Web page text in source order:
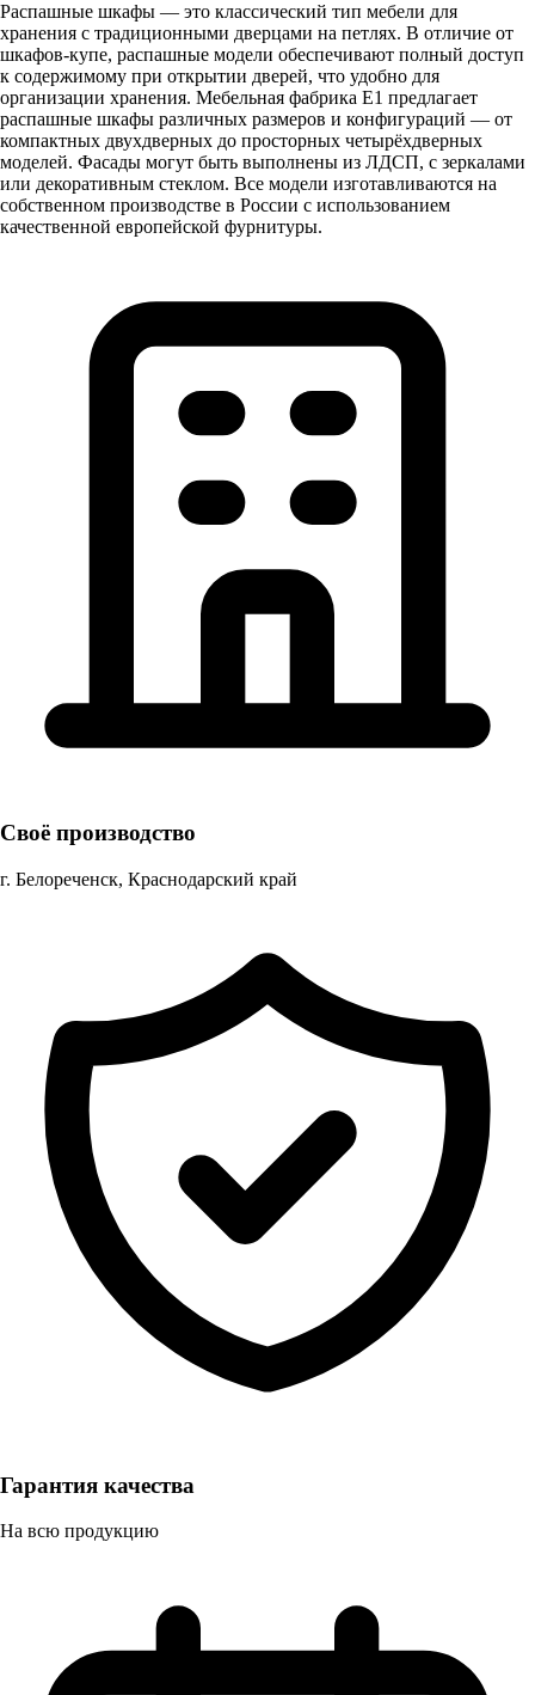
Распашные шкафы — это классический тип мебели для
хранения с традиционными дверцами на петлях. В отличие от
шкафов-купе, распашные модели обеспечивают полный доступ
к содержимому при открытии дверей, что удобно для
организации хранения. Мебельная фабрика Е1 предлагает
распашные шкафы различных размеров и конфигураций — от
компактных двухдверных до просторных четырёхдверных
моделей. Фасады могут быть выполнены из ЛДСП, с зеркалами
или декоративным стеклом. Все модели изготавливаются на
собственном производстве в России с использованием
качественной европейской фурнитуры.
Своё производство
г. Белореченск, Краснодарский край
Гарантия качества
На всю продукцию